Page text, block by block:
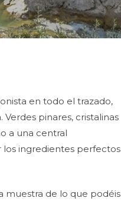
en todo el trazado,
pinares, cristalinas
a una central
los ingredientes perfectos
muestra de lo que podéis